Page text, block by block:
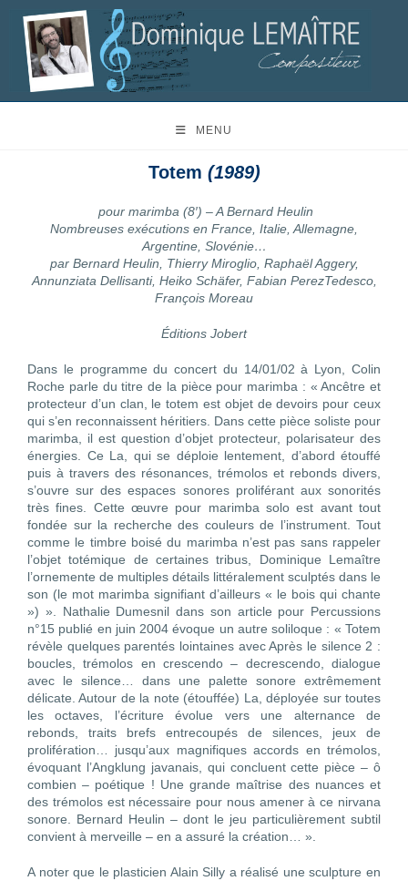
MENU
Totem (1989)
pour marimba (8′) – A Bernard Heulin
Nombreuses exécutions en France, Italie, Allemagne,
Argentine, Slovénie…
par Bernard Heulin, Thierry Miroglio, Raphaël Aggery,
Annunziata Dellisanti, Heiko Schäfer, Fabian PerezTedesco,
François Moreau
Éditions Jobert
Dans le programme du concert du 14/01/02 à Lyon, Colin
Roche parle du titre de la pièce pour marimba : « Ancêtre et
protecteur d’un clan, le totem est objet de devoirs pour ceux
qui s’en reconnaissent héritiers. Dans cette pièce soliste pour
marimba, il est question d’objet protecteur, polarisateur des
énergies. Ce La, qui se déploie lentement, d’abord étouffé
puis à travers des résonances, trémolos et rebonds divers,
s’ouvre sur des espaces sonores proliférant aux sonorités
très fines. Cette œuvre pour marimba solo est avant tout
fondée sur la recherche des couleurs de l’instrument. Tout
comme le timbre boisé du marimba n’est pas sans rappeler
l’objet totémique de certaines tribus, Dominique Lemaître
l’ornemente de multiples détails littéralement sculptés dans le
son (le mot marimba signifiant d’ailleurs « le bois qui chante
») ». Nathalie Dumesnil dans son article pour Percussions
n°15 publié en juin 2004 évoque un autre soliloque : « Totem
révèle quelques parentés lointaines avec Après le silence 2 :
boucles, trémolos en crescendo – decrescendo, dialogue
avec le silence… dans une palette sonore extrêmement
délicate. Autour de la note (étouffée) La, déployée sur toutes
les octaves, l’écriture évolue vers une alternance de
rebonds, traits brefs entrecoupés de silences, jeux de
prolifération… jusqu’aux magnifiques accords en trémolos,
évoquant l’Angklung javanais, qui concluent cette pièce – ô
combien – poétique ! Une grande maîtrise des nuances et
des trémolos est nécessaire pour nous amener à ce nirvana
sonore. Bernard Heulin – dont le jeu particulièrement subtil
convient à merveille – en a assuré la création… ».
A noter que le plasticien Alain Silly a réalisé une sculpture en